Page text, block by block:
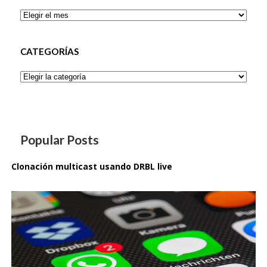
Archivos
CATEGORÍAS
Categorías
Popular Posts
Clonación multicast usando DRBL live